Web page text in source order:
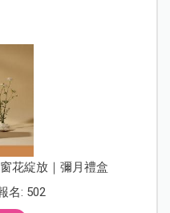
花綻放｜彌月禮盒
名: 502